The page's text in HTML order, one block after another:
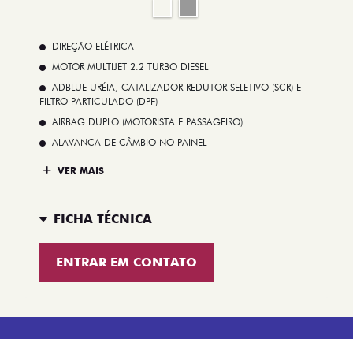
DIREÇÃO ELÉTRICA
MOTOR MULTIJET 2.2 TURBO DIESEL
ADBLUE URÉIA, CATALIZADOR REDUTOR SELETIVO (SCR) E
FILTRO PARTICULADO (DPF)
AIRBAG DUPLO (MOTORISTA E PASSAGEIRO)
ALAVANCA DE CÂMBIO NO PAINEL
VER MAIS
FICHA TÉCNICA
ENTRAR EM CONTATO